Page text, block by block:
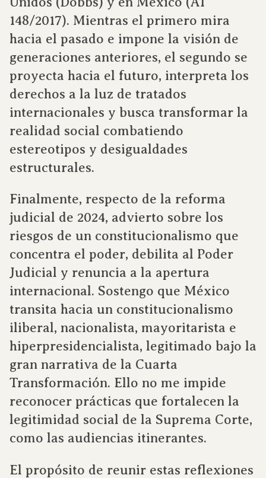
148/2017). Mientras el primero mira
hacia el pasado e impone la visión de
generaciones anteriores, el segundo se
proyecta hacia el futuro, interpreta los
derechos a la luz de tratados
internacionales y busca transformar la
realidad social combatiendo
estereotipos y desigualdades
estructurales.
Finalmente, respecto de la reforma
judicial de 2024, advierto sobre los
riesgos de un constitucionalismo que
concentra el poder, debilita al Poder
Judicial y renuncia a la apertura
internacional. Sostengo que México
transita hacia un constitucionalismo
iliberal, nacionalista, mayoritarista e
hiperpresidencialista, legitimado bajo la
gran narrativa de la Cuarta
Transformación. Ello no me impide
reconocer prácticas que fortalecen la
legitimidad social de la Suprema Corte,
como las audiencias itinerantes.
El propósito de reunir estas reflexiones